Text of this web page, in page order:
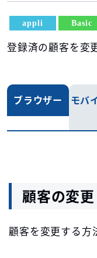
appli Basic
登録済の顧客を変
ブラウザー
モバ
顧客の変更
顧客を変更する方